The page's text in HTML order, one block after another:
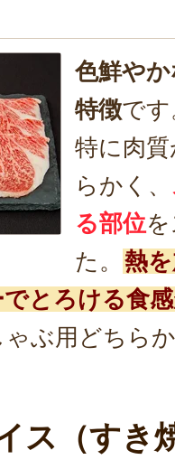
色鮮や
特徴で
特に肉
らかく、
る部位
た。 熱
とろける食
ぶ用どちら
ス（すき